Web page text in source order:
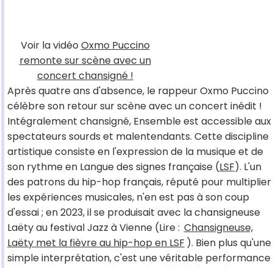
Voir la vidéo Oxmo Puccino
remonte sur scène avec un
concert chansigné !
Après quatre ans d'absence, le rappeur Oxmo Puccino
célèbre son retour sur scène avec un concert inédit !
Intégralement chansigné, Ensemble est accessible aux
spectateurs sourds et malentendants. Cette discipline
artistique consiste en l'expression de la musique et de
son rythme en Langue des signes française (LSF). L'un
des patrons du hip-hop français, réputé pour multiplier
les expériences musicales, n'en est pas à son coup
d'essai ; en 2023, il se produisait avec la chansigneuse
Laëty au festival Jazz à Vienne (Lire : Chansigneuse,
Laëty met la fièvre au hip-hop en LSF ). Bien plus qu'une
simple interprétation, c'est une véritable performance